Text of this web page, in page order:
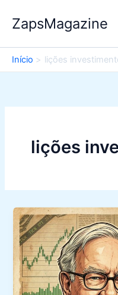
para
conteúdo
ZapsMagazine
Início lições
lições